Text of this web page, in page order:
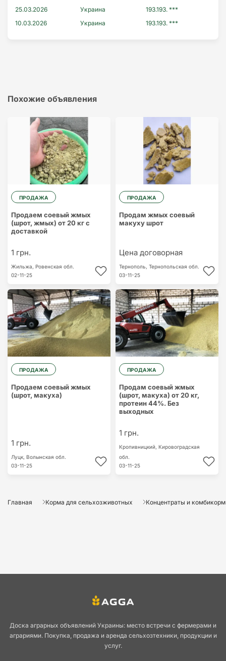
25.03.2026
Украина
193.193. ***
10.03.2026
Украина 193.193. ***
Похожие объявления
ПРОДАЖА
Продаем соевый жмых
(шрот, жмых) от 20 кг с
доставкой
1 грн.
Жильжа, Ровенская обл.
02-11-25
ПРОДАЖА
Продам жмых соевый
макуху шрот
Цена договорная
Тернополь, Тернопольская обл.
03-11-25
ПРОДАЖА
Продаем соевый жмых
(шрот, макуха)
1 грн.
Луцк, Волынская обл.
03-11-25
ПРОДАЖА
Продам соевый жмых
(шрот, макуха) от 20 кг,
протеин 44%. Без
выходных
1 грн.
Кропивницкий, Кировоградская
обл.
03-11-25
Главная Корма для сельхозживотных Концентраты и
Доска аграрных объявлений Украины: место встречи с фермерами и
аграриями. Покупка, продажа и аренда сельхозтехники, продукции и
услуг.